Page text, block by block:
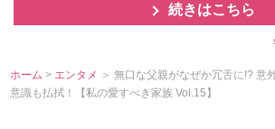
続きはこちら
ホーム > エンタメ ＞ 無口な父親がなぜか冗舌に!? 意
意識も払拭！【私の愛すべき家族 Vol.15】